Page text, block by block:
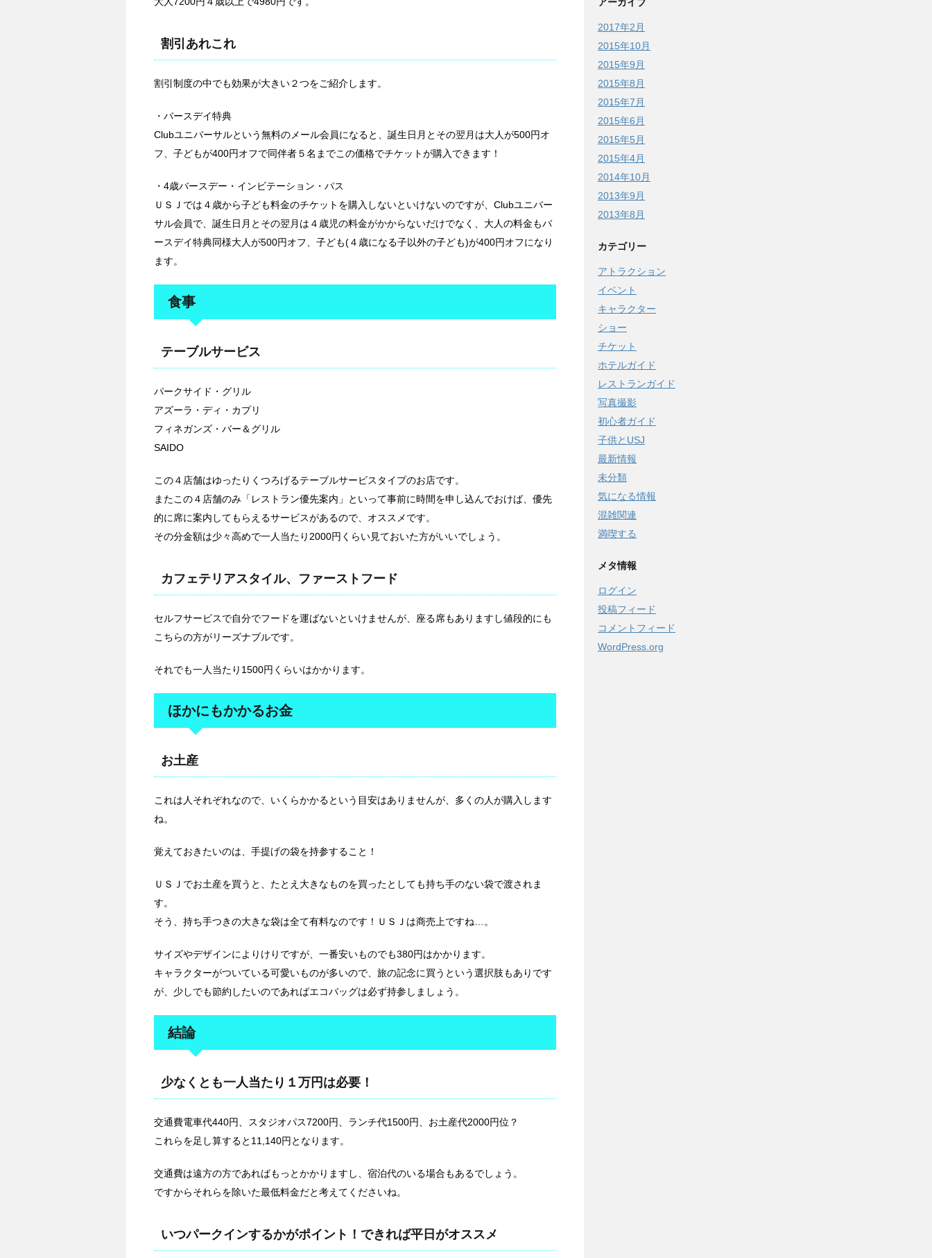
割引あれこれ
割引制度の中でも効果が大きい２つをご紹介します。
・バースデイ特典
Clubユニバーサルという無料のメール会員になると、誕生日月とその翌月は大人が500円オ
フ、子どもが400円オフで同伴者５名までこの価格でチケットが購入できます！
・4歳バースデー・インビテーション・パス
ＵＳＪでは４歳から子ども料金のチケットを購入しないといけないのですが、Clubユニバー
サル会員で、誕生日月とその翌月は４歳児の料金がかからないだけでなく、大人の料金もバ
ースデイ特典同様大人が500円オフ、子ども(４歳になる子以外の子ども)が400円オフになり
ます。
食事
テーブルサービス
パークサイド・グリル
アズーラ・ディ・カプリ
フィネガンズ・バー＆グリル
SAIDO
この４店舗はゆったりくつろげるテーブルサービスタイプのお店です。
またこの４店舗のみ「レストラン優先案内」といって事前に時間を申し込んでおけば、優先
的に席に案内してもらえるサービスがあるので、オススメです。
その分金額は少々高めで一人当たり2000円くらい見ておいた方がいいでしょう。
カフェテリアスタイル、ファーストフード
セルフサービスで自分でフードを運ばないといけませんが、座る席もありますし値段的にも
こちらの方がリーズナブルです。
それでも一人当たり1500円くらいはかかります。
ほかにもかかるお金
お土産
これは人それぞれなので、いくらかかるという目安はありませんが、多くの人が購入します
ね。
覚えておきたいのは、手提げの袋を持参すること！
ＵＳＪでお土産を買うと、たとえ大きなものを買ったとしても持ち手のない袋で渡されま
す。
そう、持ち手つきの大きな袋は全て有料なのです！ＵＳＪは商売上ですね…。
サイズやデザインによりけりですが、一番安いものでも380円はかかります。
キャラクターがついている可愛いものが多いので、旅の記念に買うという選択肢もありです
が、少しでも節約したいのであればエコバッグは必ず持参しましょう。
結論
少なくとも一人当たり１万円は必要！
交通費電車代440円、スタジオパス7200円、ランチ代1500円、お土産代2000円位？
これらを足し算すると11,140円となります。
交通費は遠方の方であればもっとかかりますし、宿泊代のいる場合もあるでしょう。
ですからそれらを除いた最低料金だと考えてくださいね。
いつパークインするかがポイント！できれば平日がオススメ
2017年2月
2015年10月
2015年9月
2015年8月
2015年7月
2015年6月
2015年5月
2015年4月
2014年10月
2013年9月
2013年8月
カテゴリー
アトラクション
イベント
キャラクター
ショー
チケット
ホテルガイド
レストランガイド
写真撮影
初心者ガイド
子供とUSJ
最新情報
未分類
気になる情報
混雑関連
満喫する
メタ情報
ログイン
投稿フィード
コメントフィード
WordPress.org